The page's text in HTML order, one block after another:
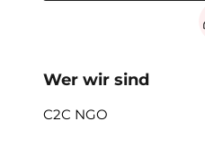
Wer wir sind
C2C NGO